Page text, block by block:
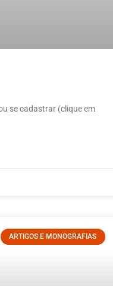
se cadastrar (clique em
ARTIGOS E MONOGRAFIAS